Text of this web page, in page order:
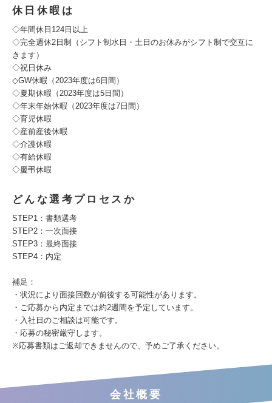
休日休暇は
◇年間休日124日以上
◇完全週休2日制（シフト制水日・土日のお休みがシフト制で交互に
きます）
◇祝日休み
◇GW休暇（2023年度は6日間）
◇夏期休暇（2023年度は5日間）
◇年末年始休暇（2023年度は7日間）
◇育児休暇
◇産前産後休暇
◇介護休暇
◇有給休暇
◇慶弔休暇
どんな選考プロセスか
STEP1：書類選考
STEP2：一次面接
STEP3：最終面接
STEP4：内定
補足：
・状況により面接回数が前後する可能性があります。
・ご応募から内定までは約2週間を予定しています。
・入社日のご相談は可能です。
・応募の秘密厳守します。
※応募書類はご返却できませんので、予めご了承ください。
会社概要